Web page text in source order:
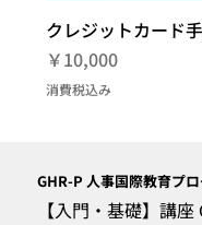
クレジットカード
価格
￥10,000
消費税込み
GHR-P人事国際教育プ
【入門・基礎】講